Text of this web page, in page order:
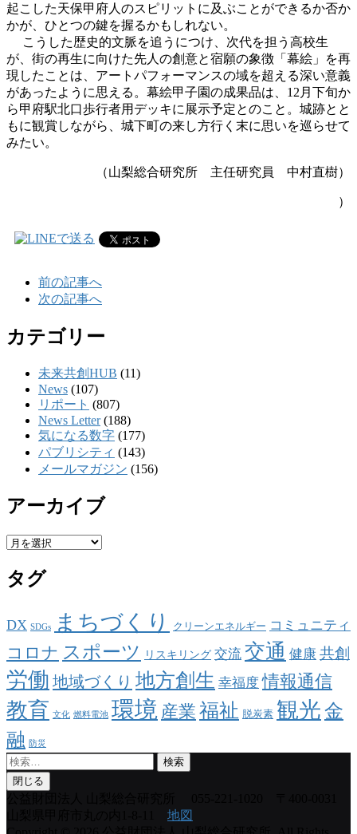
起こした天保甲府人のスピリットに及ぶことができるか否か
かが、ひとつの鍵を握るかもしれない。
こうした歴史的文脈を追うにつけ、次代を担う高校生
が、街の再生に向けた先人の創意と宿願の象徴「幕絵」を再
現したことは、アートパフォーマンスの域を超える深い意義
があったように思える。幕絵甲子園の成果品は、12月下旬か
ら甲府駅北口歩行者用デッキに展示予定とのこと。城跡とと
もに観賞しながら、城下町の来し方行く末に思いを巡らせて
みたい。
（山梨総合研究所 主任研究員 中村直樹）
）
前の記事へ
次の記事へ
カテゴリー
未来共創HUB (11)
News (107)
リポート (807)
News Letter(188)
気になる数字 (177)
パブリシティ (143)
メールマガジン (156)
アーカイブ
ア
カ
イ
タグ
DX SDGs まちづくり クリーンエネルギー コミュニティ
コロナ スポーツ リスキリング 交流 交通 健康 共創
労働 地域づくり 地方創生 幸福度 情報通信
教育 文化 燃料電池 環境 産業 福祉 脱炭素 観光金
融
防災
検
索:閉じる
地図